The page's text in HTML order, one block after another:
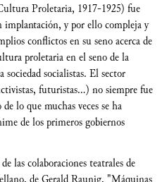
Proletaria, 1917-1925) fue
implantación, y por ello compleja y
conflictos en su seno acerca de
proletaria en el seno de la
socialistas. El sector
futuristas...) no siempre fue
lo que muchas veces se ha
de los primeros gobiernos
las colaboraciones teatrales de